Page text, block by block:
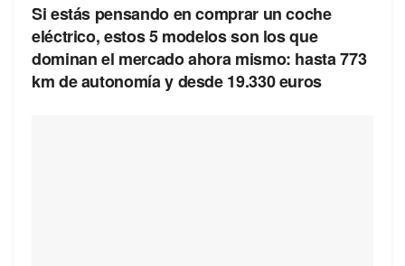
Si estás pensando en comprar un coche
eléctrico, estos 5 modelos son los que
dominan el mercado ahora mismo: hasta 773
km de autonomía y desde 19.330 euros